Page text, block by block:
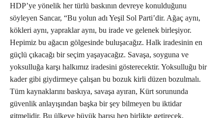
HDP’ye yönelik her türlü baskının devreye konulduğunu
söyleyen Sancar, “Bu yolun adı Yeşil Sol Parti’dir. Ağaç aynı,
kökleri aynı, yapraklar aynı, bu irade ve gelenek birleşiyor.
Hepimiz bu ağacın gölgesinde buluşacağız. Halk iradesinin en
güçlü çıkacağı bir seçim yaşayacağız. Savaşa, soyguna ve
yoksulluğa karşı halkımız iradesini gösterecektir. Yoksulluğu bir
kader gibi giydirmeye çalışan bu bozuk kirli düzen bozulmalı.
Tüm kaynaklarını baskıya, savaşa ayıran, Kürt sorununda
güvenlik anlayışından başka bir şey bilmeyen bu iktidar
gitmelidir. Bu ülkeye büyük barışı hep birlikte getirecek,